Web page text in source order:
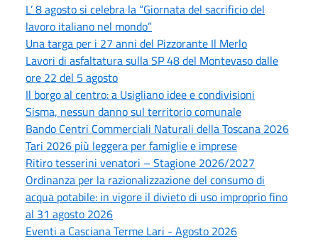
L’ 8 agosto si celebra la “Giornata del sacrificio del
lavoro italiano nel mondo”
Una targa per i 27 anni del Pizzorante Il Merlo
Lavori di asfaltatura sulla SP 48 del Montevaso dalle
ore 22 del 5 agosto
Il borgo al centro: a Usigliano idee e condivisioni
Sisma, nessun danno sul territorio comunale
Bando Centri Commerciali Naturali della Toscana 2026
Tari 2026 più leggera per famiglie e imprese
Ritiro tesserini venatori – Stagione 2026/2027
Ordinanza per la razionalizzazione del consumo di
acqua potabile: in vigore il divieto di uso improprio fino
al 31 agosto 2026
Eventi a Casciana Terme Lari - Agosto 2026